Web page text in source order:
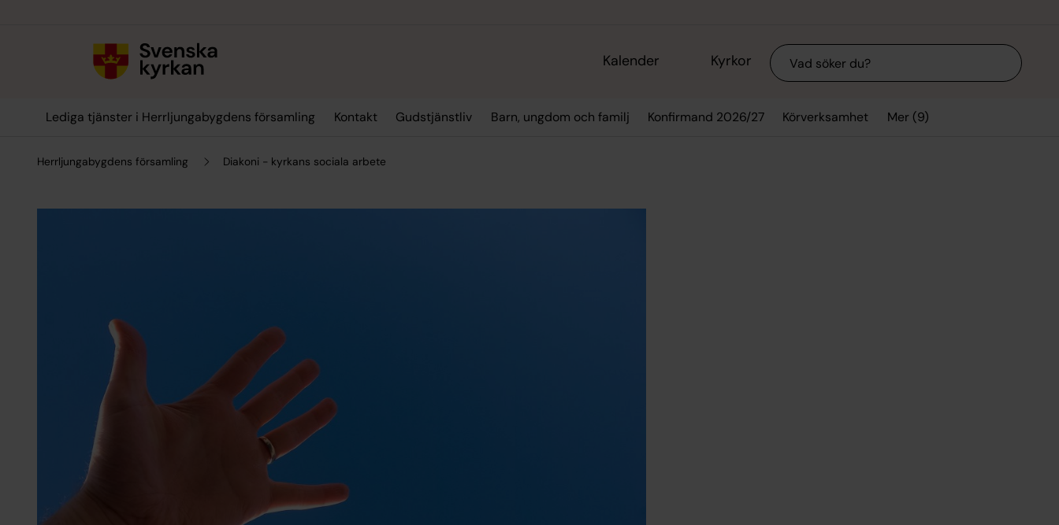
Kalender Kyrkor Sök
Lediga tjänster i Herrljungabygdens församling Kontakt Gudstjänstliv Barn, ungdom och familj Konfirmand 2026/27 Körverksamhet Mer (9)
Herrljungabygdens församling Diakoni - kyrkans sociala arbete